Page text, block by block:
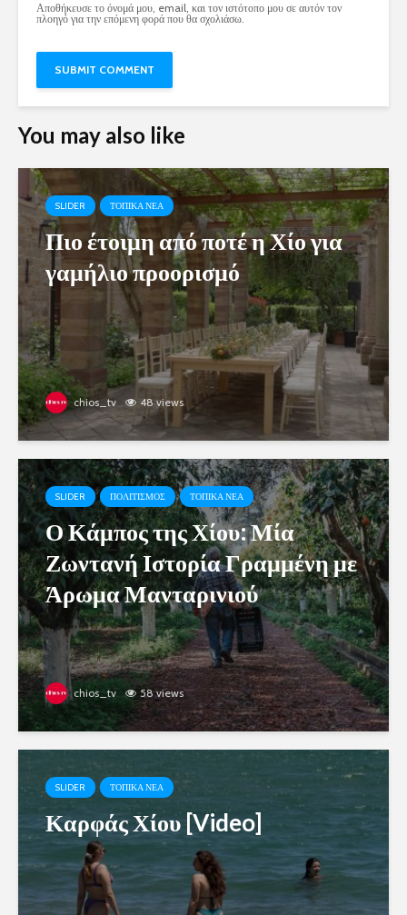
Αποθήκευσε το όνομά μου, email, και τον ιστότοπο μου σε αυτόν τον
πλοηγό για την επόμενη φορά που θα σχολιάσω.
You may also like
SLIDER ΤΟΠΙΚΑ ΝΕΑ
Πιο έτοιμη από ποτέ η Χίο για
γαμήλιο προορισμό
chios_tv 48 views
SLIDER ΠΟΛΙΤΙΣΜΟΣ ΤΟΠΙΚΑ ΝΕΑ
Ο Κάμπος της Χίου: Μία
Ζωντανή Ιστορία Γραμμένη με
Άρωμα Μανταρινιού
chios_tv 58 views
SLIDER ΤΟΠΙΚΑ ΝΕΑ
Καρφάς Χίου [Video]